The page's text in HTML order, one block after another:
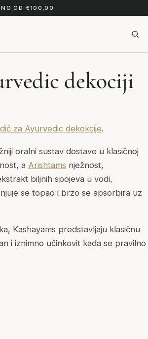
OD €100,00
dekociji
za Ayurvedic dekokcije.
oralni sustav dostave u klasičnoj
a Arishtams nježnost,
biljnih spojeva u vodi,
se topao i brzo se apsorbira uz
Kashayams predstavljaju klasičnu
i iznimno učinkovit kada se pravilno